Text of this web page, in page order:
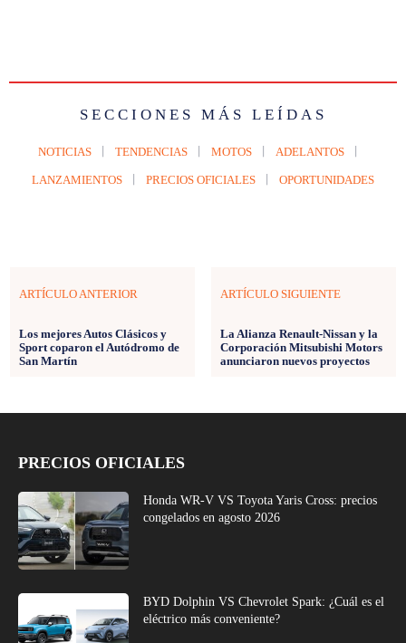
SECCIONES MÁS LEÍDAS
NOTICIAS TENDENCIAS MOTOS ADELANTOS
LANZAMIENTOS PRECIOS OFICIALES OPORTUNIDADES
ARTÍCULO ANTERIOR
Los mejores Autos Clásicos y
Sport coparon el Autódromo de
San Martín
ARTÍCULO SIGUIENTE
La Alianza Renault-Nissan y la
Corporación Mitsubishi Motors
anunciaron nuevos proyectos
PRECIOS OFICIALES
Honda WR-V VS Toyota Yaris Cross: precios
congelados en agosto 2026
BYD Dolphin VS Chevrolet Spark: ¿Cuál es el
eléctrico más conveniente?